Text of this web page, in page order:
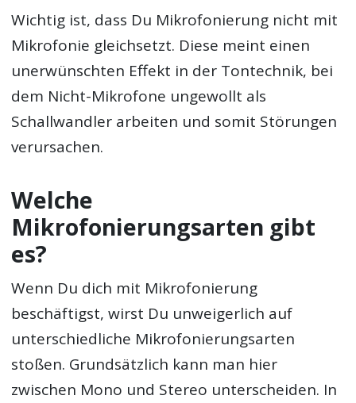
Wichtig ist, dass Du Mikrofonierung nicht mit
Mikrofonie gleichsetzt. Diese meint einen
unerwünschten Effekt in der Tontechnik, bei
dem Nicht-Mikrofone ungewollt als
Schallwandler arbeiten und somit Störungen
verursachen.
Welche
Mikrofonierungsarten gibt
es?
Wenn Du dich mit Mikrofonierung
beschäftigst, wirst Du unweigerlich auf
unterschiedliche Mikrofonierungsarten
stoßen. Grundsätzlich kann man hier
zwischen Mono und Stereo unterscheiden. In